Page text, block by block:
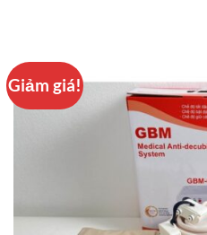
Giảm giá!